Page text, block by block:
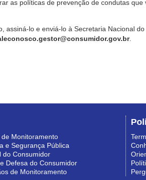
as políticas de prevenção de condutas
lo e enviá-lo à Secretaria Nacional
.
Monitoramento
e Segurança Pública
do Consumidor
Defesa do Consumidor
de Monitoramento